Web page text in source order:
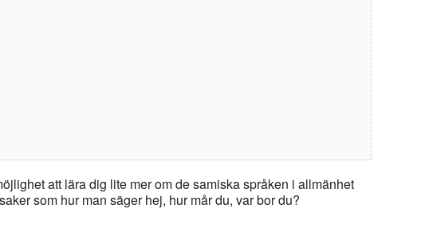
att lära dig lite mer om de samiska språken i allmänhet
som hur man säger hej, hur mår du, var bor du?